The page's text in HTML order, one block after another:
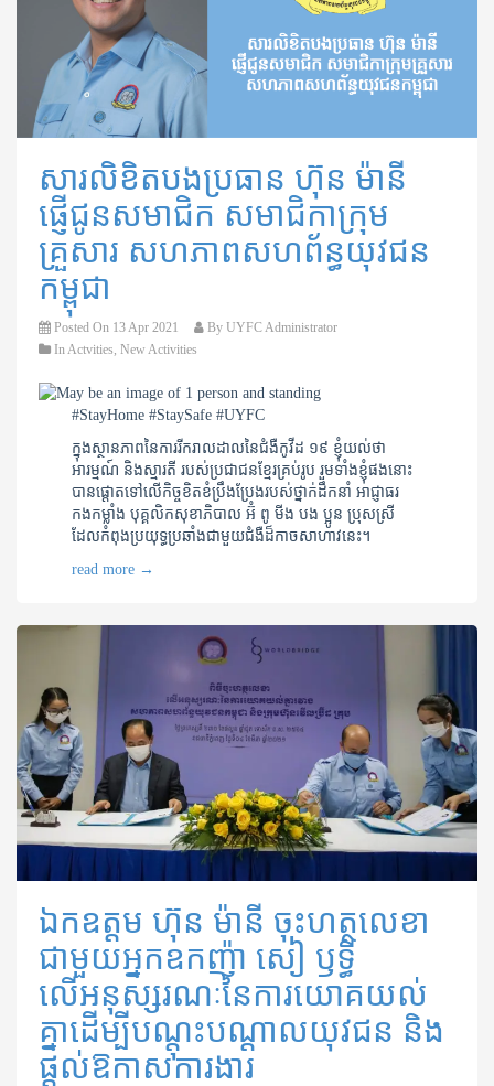
សារលិខិតបងប្រធាន ហ៊ុន ម៉ានី
ផ្ញើជូនសមាជិក សមាជិកាក្រុម
គ្រួសារ សហភាពសហព័ន្ធយុវជន
កម្ពុជា
Posted On 13 Apr 2021 By UYFC Administrator
In Actvities New Activities
#StayHome #StaySafe #UYFC
ក្នុងស្ថានភាពនៃការរីករាលដាលនៃជំងឺកូវីដ ១៩ ខ្ញុំយល់ថា
អារម្មណ៍ និងស្មារតី របស់ប្រជាជនខ្មែរគ្រប់រូប រួមទាំងខ្ញុំផងនោះ
បានផ្តោតទៅលើកិច្ចខិតខំប្រឹងប្រែងរបស់ថ្នាក់ដឹកនាំ អាជ្ញាធរ
កងកម្លាំង បុគ្គលិកសុខាភិបាល អ៊ំ ពូ មីង បង ប្អូន ប្រុសស្រី
ដែលកំពុងប្រយុទ្ធប្រឆាំងជាមួយជំងឺដ៏កាចសាហាវនេះ។
read more →
ឯកឧត្តម ហ៊ុន ម៉ានី ចុះហត្ថលេខា
ជាមួយអ្នកឧកញ៉ា សៀ ឫទ្ធី
លើអនុស្សរណៈនៃការយោគយល់
គ្នាដើម្បីបណ្តុះបណ្តាលយុវជន និង
ផ្តល់ឱកាសការងារ